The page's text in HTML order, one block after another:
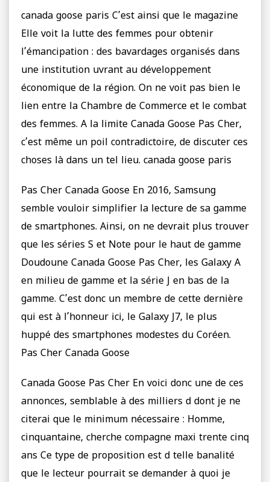
canada goose paris C’est ainsi que le magazine
Elle voit la lutte des femmes pour obtenir
l’émancipation : des bavardages organisés dans
une institution uvrant au développement
économique de la région. On ne voit pas bien le
lien entre la Chambre de Commerce et le combat
des femmes. A la limite Canada Goose Pas Cher,
c’est même un poil contradictoire, de discuter ces
choses là dans un tel lieu. canada goose paris
Pas Cher Canada Goose En 2016, Samsung
semble vouloir simplifier la lecture de sa gamme
de smartphones. Ainsi, on ne devrait plus trouver
que les séries S et Note pour le haut de gamme
Doudoune Canada Goose Pas Cher, les Galaxy A
en milieu de gamme et la série J en bas de la
gamme. C’est donc un membre de cette dernière
qui est à l’honneur ici, le Galaxy J7, le plus
huppé des smartphones modestes du Coréen.
Pas Cher Canada Goose
Canada Goose Pas Cher En voici donc une de ces
annonces, semblable à des milliers d dont je ne
citerai que le minimum nécessaire : Homme,
cinquantaine, cherche compagne maxi trente cinq
ans Ce type de proposition est d telle banalité
que le lecteur pourrait se demander à quoi je